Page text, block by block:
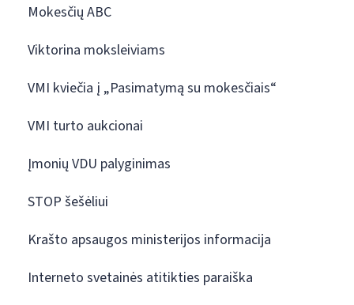
Mokesčių ABC
Viktorina moksleiviams
VMI kviečia į „Pasimatymą su mokesčiais“
VMI turto aukcionai
Įmonių VDU palyginimas
STOP šešėliui
Krašto apsaugos ministerijos informacija
Interneto svetainės atitikties paraiška